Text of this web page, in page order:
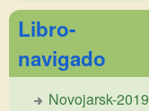
Libro-
navigado
Novojarsk-2019